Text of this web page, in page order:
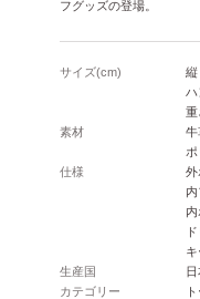
フグッズの登場。
サイズ(cm)
縦
重
素材
牛
仕様
外
生産国
カテゴリー